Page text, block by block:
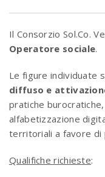
Il Consorzio Sol.Co.
Operatore sociale.
Le figure individuate
diffuso e
pratiche
alfabetizzazione
territoriali a favore di
Qualifiche richieste: